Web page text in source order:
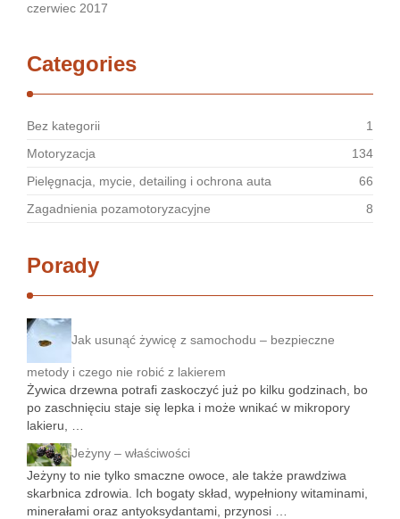
czerwiec 2017
Categories
Bez kategorii
1
Motoryzacja
134
Pielęgnacja, mycie, detailing i ochrona auta
66
Zagadnienia pozamotoryzacyjne
8
Porady
Jak usunąć żywicę z samochodu – bezpieczne
metody i czego nie robić z lakierem
Żywica drzewna potrafi zaskoczyć już po kilku godzinach, bo
po zaschnięciu staje się lepka i może wnikać w mikropory
lakieru, …
Jeżyny – właściwości
Jeżyny to nie tylko smaczne owoce, ale także prawdziwa
skarbnica zdrowia. Ich bogaty skład, wypełniony witaminami,
minerałami oraz antyoksydantami, przynosi …